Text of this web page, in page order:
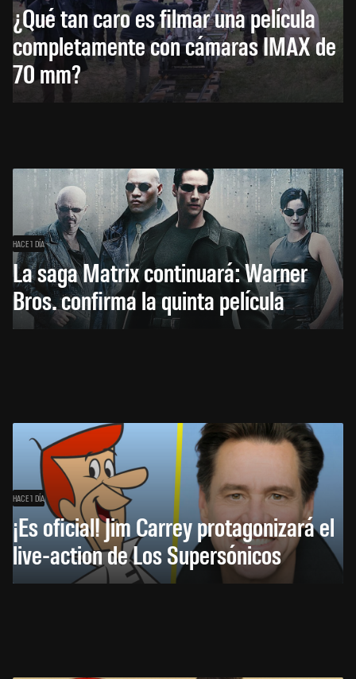
¿Qué tan caro es filmar una película
completamente con cámaras IMAX de
70 mm?
HACE 1 DÍA
La saga Matrix continuará: Warner
Bros. confirma la quinta película
HACE 1 DÍA
¡Es oficial! Jim Carrey protagonizará el
live-action de Los Supersónicos